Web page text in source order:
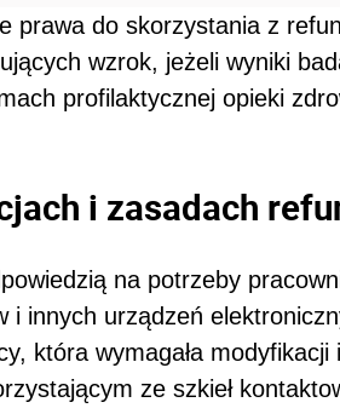
prawa do skorzystania z
wzrok, jeżeli wyniki
profilaktycznej opieki
i zasadach
na potrzeby
i innych urządzeń
która wymagała
ze szkieł